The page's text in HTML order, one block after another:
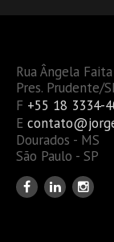
Rua Ângela
Pres. Prudente/
F +55 18 3334-
E
Dourados -
São Paulo -